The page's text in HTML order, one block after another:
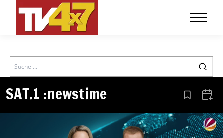
Search
SAT.1 :newstime Aus den